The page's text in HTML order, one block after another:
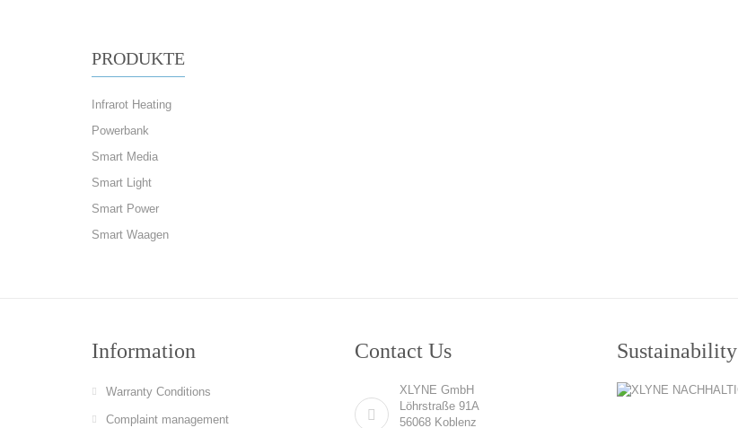
PRODUKTE
Infrarot Heating
Powerbank
Smart Media
Smart Light
Smart Power
Smart Waagen
Information
Warranty Conditions
Complaint management
Contact Us
XLYNE GmbH
Löhrstraße 91A
56068 Koblenz
Sustainability